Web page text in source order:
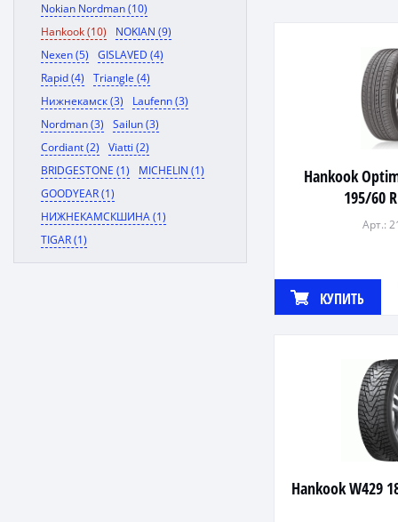
Nokian Nordman (10)
Hankook (10)
NOKIAN (9)
Nexen (5)
GISLAVED (4)
Rapid (4)
Triangle (4)
Нижнекамск (3)
Laufenn (3)
Nordman (3)
Sailun (3)
Cordiant (2)
Viatti (2)
BRIDGESTONE (1)
MICHELIN (1)
GOODYEAR (1)
НИЖНЕКАМСКШИНА (1)
TIGAR (1)
Hankook
195/60
Арт.:
КУПИТЬ
Hankook W429